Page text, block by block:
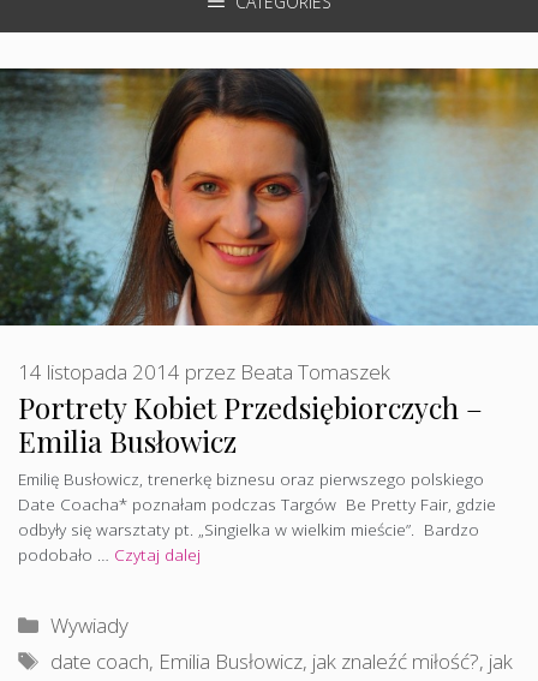
Portrety Kobiet Przedsiębiorczych –
Emilia Busłowicz
14 listopada 2014 przez Beata Tomaszek
Emilię Busłowicz, trenerkę biznesu oraz pierwszego polskiego
Date Coacha* poznałam podczas Targów Be Pretty Fair, gdzie
odbyły się warsztaty pt. „Singielka w wielkim mieście”. Bardzo
podobało … Czytaj dalej
Kategorie
Wywiady
Tagi
date coach, Emilia Busłowicz, jak znaleźć miłość?, jak